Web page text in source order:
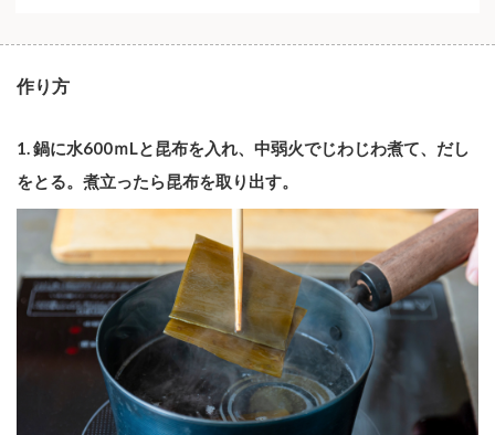
作り方
1.鍋に水600ｍLと昆布を入れ、中弱火でじわじわ煮て、だし
をとる。煮立ったら昆布を取り出す。